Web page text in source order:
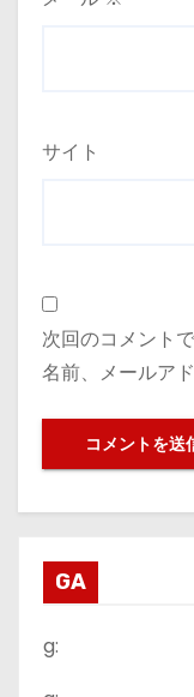
サイト
次回のコメント
名前、メールア
GA
g: